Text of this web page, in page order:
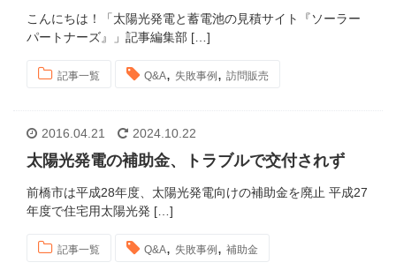
こんにちは！「太陽光発電と蓄電池の見積サイト『ソーラー
パートナーズ』」記事編集部 […]
記事一覧 Q&A, 失敗事例 , 訪問販売
2016.04.21 2024.10.22
太陽光発電の補助金、トラブルで交付されず
前橋市は平成28年度、太陽光発電向けの補助金を廃止 平成27
年度で住宅用太陽光発 […]
記事一覧 Q&A, 失敗事例 , 補助金